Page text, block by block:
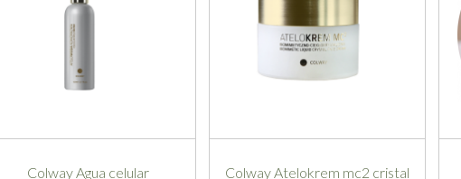
Colway Agua celular
Colway Atelokrem mc2 cristal